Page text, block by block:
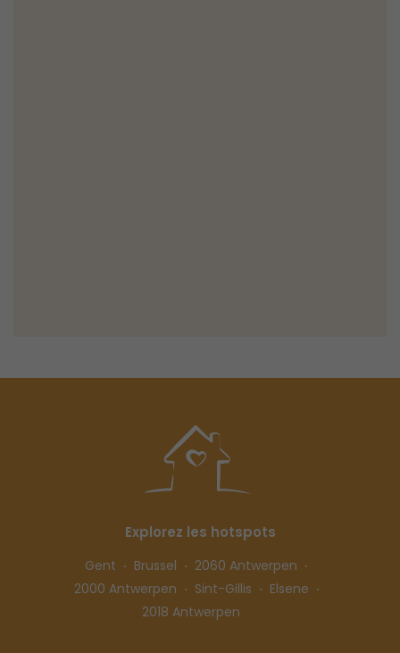
Explorez les hotspots
Gent Brussel
2060 Antwerpen
2000 Antwerpen
Sint-Gillis
Elsene
2018 Antwerpen